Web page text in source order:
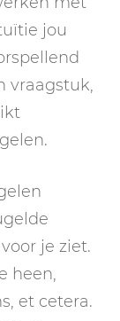
jou
vraagstuk,
je ziet.
heen,
et cetera.